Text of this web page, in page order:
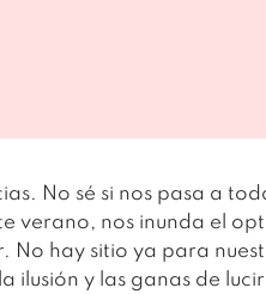
No sé si nos pasa a
verano, nos inunda el
No hay sitio ya para
ilusión y las ganas de